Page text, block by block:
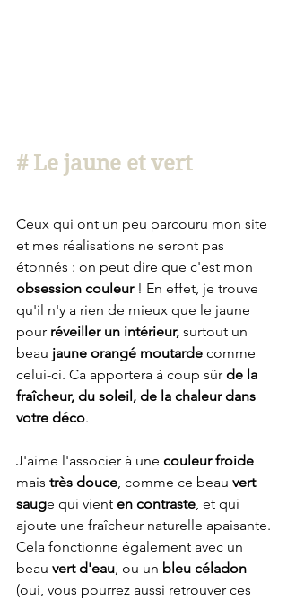
# Le jaune et vert
Ceux qui ont un peu parcouru mon site
et mes réalisations ne seront pas
étonnés : on peut dire que c'est mon
obsession couleur ! En effet, je trouve
qu'il n'y a rien de mieux que le jaune
pour réveiller un intérieur, surtout un
beau jaune orangé moutarde comme
celui-ci. Ca apportera à coup sûr de la
fraîcheur, du soleil, de la chaleur dans
votre déco.
J'aime l'associer à une couleur froide
mais très douce, comme ce beau vert
sauge qui vient en contraste, et qui
ajoute une fraîcheur naturelle apaisante.
Cela fonctionne également avec un
beau vert d'eau, ou un bleu céladon
(oui, vous pourrez aussi retrouver ces